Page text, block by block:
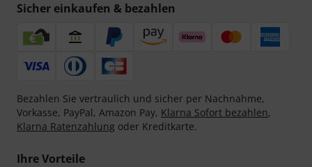
Sicher einkaufen & bezahlen
Bezahlen Sie vertraulich und sicher per Nachnahme,
Vorkasse, PayPal, Amazon Pay, Klarna Sofort bezahlen,
Klarna Ratenzahlung oder Kreditkarte.
Ihre Vorteile